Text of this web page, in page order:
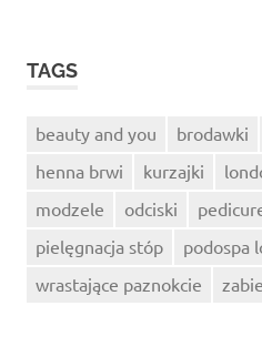
TAGS
beauty and you brodawki
henna brwi
kurzajki
modzele
odciski
pielęgnacja stóp
podospa
wrastające paznokcie